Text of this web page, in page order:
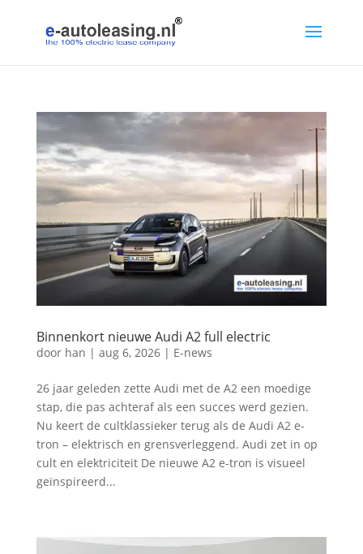
Binnenkort nieuwe Audi A2 full electric
door han | aug 6, 2026| E-news
26 jaar geleden zette Audi met de A2 een moedige
stap, die pas achteraf als een succes werd gezien.
Nu keert de cultklassieker terug als de Audi A2 e-
tron – elektrisch en grensverleggend. Audi zet in op
cult en elektriciteit De nieuwe A2 e-tron is visueel
geïnspireerd...